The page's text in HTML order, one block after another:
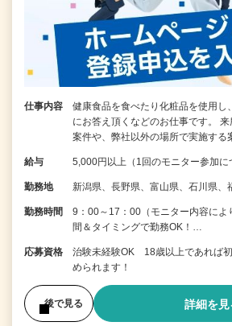
仕事内容
健康食品を食べたり化粧品を使用し
にお答え頂くなどのお仕事です。
案件や、弊社以外の場所で実施す
給与 5,000円以上（1回のモニター参加
勤務地 新潟県、長野県、富山県、石川県、
勤務時間
9：00～17：00（モニター内容によ
間＆タイミングで勤務OK！…
応募資格
治験未経験OK 18歳以上であれば
められます！
後で見る 詳細を見